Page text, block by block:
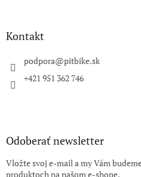
Kontakt
podpora@pitbike.sk
+421 951 362 746
Odoberať newsletter
Vložte svoj e-mail a my Vám
produktoch na našom e-shope.